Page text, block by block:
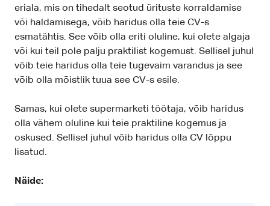
eriala, mis on tihedalt seotud ürituste korraldamise
või haldamisega, võib haridus olla teie CV-s
esmatähtis. See võib olla eriti oluline, kui olete algaja
või kui teil pole palju praktilist kogemust. Sellisel juhul
võib teie haridus olla teie tugevaim varandus ja see
võib olla mõistlik tuua see CV-s esile.
Samas, kui olete supermarketi töötaja, võib haridus
olla vähem oluline kui teie praktiline kogemus ja
oskused. Sellisel juhul võib haridus olla CV lõppu
lisatud.
Näide: